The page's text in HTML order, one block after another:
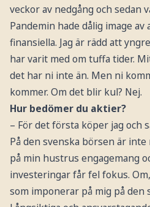
veckor av nedgång och sedan
Pandemin hade dålig image
finansiella. Jag är rädd att
har varit med om tuffa tider.
det har ni inte än. Men ni
kommer. Om det blir kul? Nej.
Hur bedömer du aktier?
– För det första köper jag och
På den svenska börsen är
på min hustrus engagemang
investeringar får fel fokus.
som imponerar på mig på den